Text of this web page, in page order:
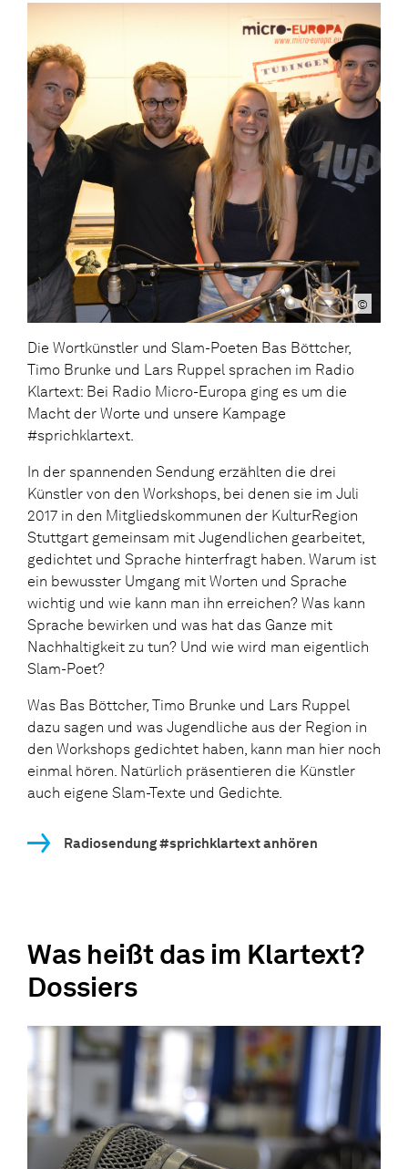
©
Die Wortkünstler und Slam-Poeten Bas Böttcher,
Timo Brunke und Lars Ruppel sprachen im Radio
Klartext: Bei Radio Micro-Europa ging es um die
Macht der Worte und unsere Kampage
#sprichklartext.
In der spannenden Sendung erzählten die drei
Künstler von den Workshops, bei denen sie im Juli
2017 in den Mitgliedskommunen der KulturRegion
Stuttgart gemeinsam mit Jugendlichen gearbeitet,
gedichtet und Sprache hinterfragt haben. Warum ist
ein bewusster Umgang mit Worten und Sprache
wichtig und wie kann man ihn erreichen? Was kann
Sprache bewirken und was hat das Ganze mit
Nachhaltigkeit zu tun? Und wie wird man eigentlich
Slam-Poet?
Was Bas Böttcher, Timo Brunke und Lars Ruppel
dazu sagen und was Jugendliche aus der Region in
den Workshops gedichtet haben, kann man hier noch
einmal hören. Natürlich präsentieren die Künstler
auch eigene Slam-Texte und Gedichte.
Radiosendung #sprichklartext anhören
Was heißt das im Klartext?
Dossiers